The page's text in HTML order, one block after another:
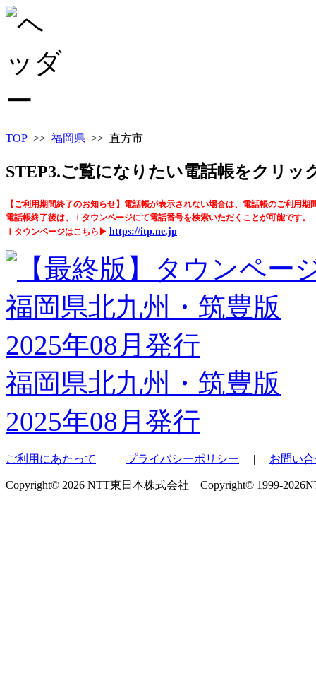
TOP >> 福岡県 >> 直方市
STEP3.ご覧になりたい電話帳をクリッ
【ご利用期間終了のお知らせ】電話帳が表示されない場合は、電話帳のご利用期
電話帳終了後は、ｉタウンページにて電話番号を検索いただくことが可能です。
ｉタウンページはこちら▶ https://itp.ne.jp
福岡県北九州・筑豊版
2025年08月発行
ご利用にあたって | プライバシーポリシー | お問い
Copyright© 2026 NTT東日本株式会社 Copyright© 1999-